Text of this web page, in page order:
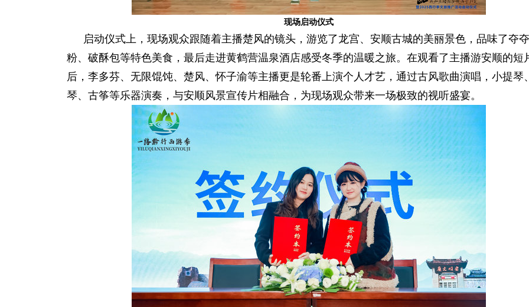
现场启动仪式
启动仪式上，现场观众跟随着主播楚风的镜头，游览了龙宫、安顺古城的美丽景色，品味了夺夺
粉、破酥包等特色美食，最后走进黄鹤营温泉酒店感受冬季的温暖之旅。在观看了主播游安顺的短
后，李多芬、无限馄饨、楚风、怀子渝等主播更是轮番上演个人才艺，通过古风歌曲演唱，小提琴
琴、古筝等乐器演奏，与安顺风景宣传片相融合，为现场观众带来一场极致的视听盛宴。